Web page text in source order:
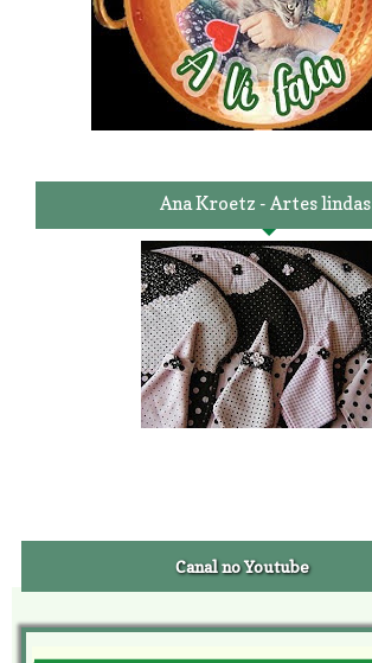
Ana Kroetz - Artes lindas
Canal no Youtube